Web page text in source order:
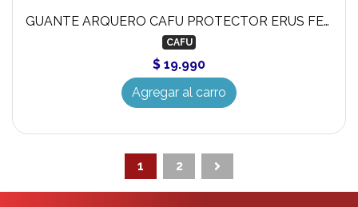
GUANTE ARQUERO CAFU PROTECTOR ERUS FERULA
CAFU
$ 19.990
Agregar al carro
1 2